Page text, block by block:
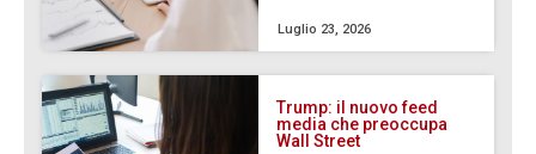
Luglio 23, 2026
Trump: il nuovo feed
media che preoccupa
Wall Street